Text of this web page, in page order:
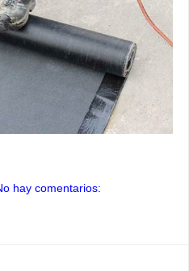
hay comentarios: